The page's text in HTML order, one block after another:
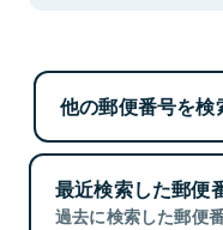
他の郵便番号を検
最近検索した郵便
過去に検索した郵便